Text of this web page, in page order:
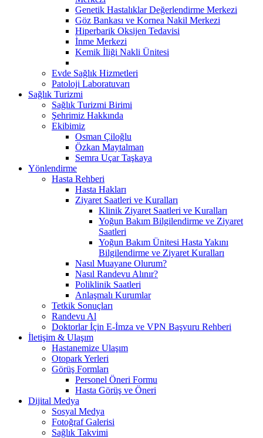
Genetik Hastalıklar Değerlendirme Merkezi
Göz Bankası ve Kornea Nakil Merkezi
Hiperbarik Oksijen Tedavisi
İnme Merkezi
Kemik İliği Nakli Ünitesi
Evde Sağlık Hizmetleri
Patoloji Laboratuvarı
Sağlık Turizmi
Sağlık Turizmi Birimi
Şehrimiz Hakkında
Ekibimiz
Osman Çiloğlu
Özkan Maytalman
Semra Uçar Taşkaya
Yönlendirme
Hasta Rehberi
Hasta Hakları
Ziyaret Saatleri ve Kuralları
Klinik Ziyaret Saatleri ve Kuralları
Yoğun Bakım Bilgilendirme ve Ziyaret
Saatleri
Yoğun Bakım Ünitesi Hasta Yakını
Bilgilendirme ve Ziyaret Kuralları
Nasıl Muayane Olurum?
Nasıl Randevu Alınır?
Poliklinik Saatleri
Anlaşmalı Kurumlar
Tetkik Sonuçları
Randevu Al
Doktorlar İçin E-İmza ve VPN Başvuru Rehberi
İletişim & Ulaşım
Hastanemize Ulaşım
Otopark Yerleri
Görüş Formları
Personel Öneri Formu
Hasta Görüş ve Öneri
Dijital Medya
Sosyal Medya
Fotoğraf Galerisi
Sağlık Takvimi